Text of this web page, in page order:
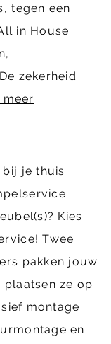
tegen een
in House
zekerheid
meer
je thuis
Kies
Twee
pakken jouw
ze op
montage
en